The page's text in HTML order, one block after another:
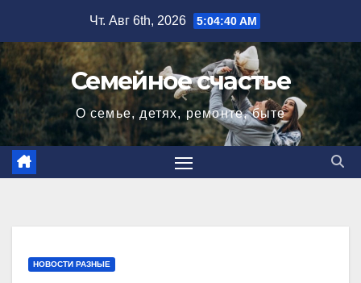
содержимому
Чт. Авг 6th, 2026 5:04:41 AM
Семейное счастье
О семье, детях, ремонте, быте
НОВОСТИ РАЗНЫЕ